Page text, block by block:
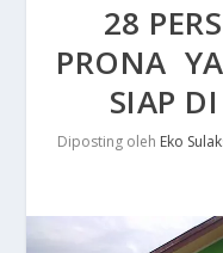
28
PRONA
SIAP
Diposting oleh Eko